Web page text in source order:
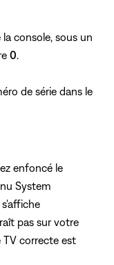
console, sous un
0
de série dans le
enfoncé le
System
pas sur votre
TV correcte est